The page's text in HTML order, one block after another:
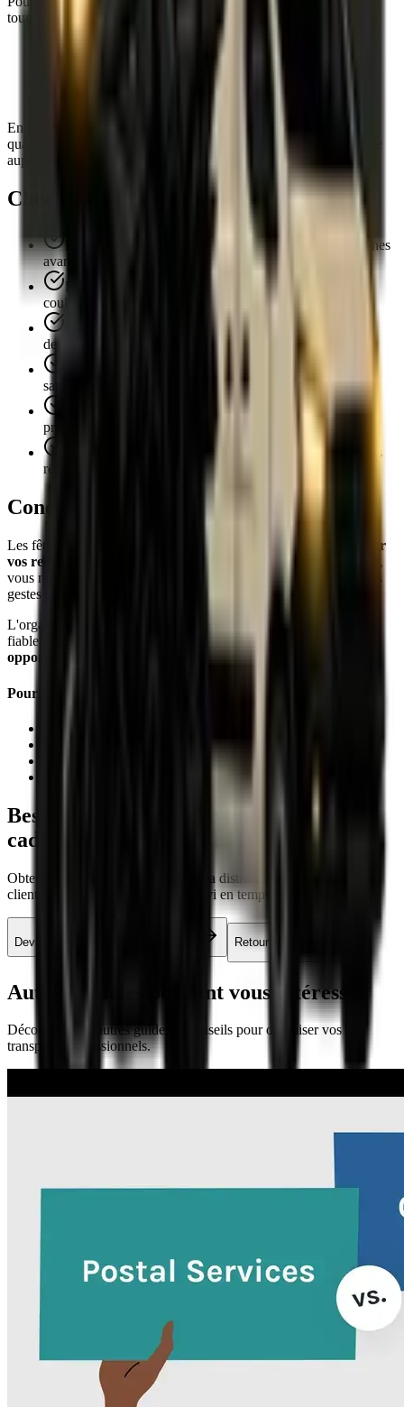
tournez-vous vers un
capable d'assurer :
Un
suivi précis
et une gestion adaptée à vos besoins
manipuler des objets fragiles
pour organiser des livraisons sur mesure
professionnelles
En choisissant un partenaire logistique fiable, vous renforcerez la
qualité perçue de votre marque et laisserez une impression durable
auprès de vos destinataires.
Checklist : Prêt pour les fêtes ?
Planification
: Commandes passées au moins 3 semaines
avant
Emballage
: Matériaux solides et personnalisés aux
couleurs de votre marque
: Vérifiées et mises à jour pour chaque
destinataire
saturation
: Partenaire fiable spécialisé en livraison
premium
: Outils de tracking activés pour un suivi en temps
réel
Conclusion
Les fêtes de fin d'année sont une opportunité unique de
consolider
vos relations professionnelles
. En évitant ces 5 erreurs courantes,
vous maximisez l'impact de vos cadeaux clients et transformez ces
gestes en un levier puissant de reconnaissance et de succès.
L'organisation, l'anticipation et le choix d'un partenaire logistique
fiable sont les clés d'une opération réussie.Saisissez cette
opportunité avec brio
Pour aller plus loin
Service de transport express pour vos cadeaux
Comment commander un transport ?
Besoin d'un partenaire fiable pour vos
cadeaux fin d'année
Obtenez un devis sur-mesure pour la distribution de vos cadeaux
clients avec livraison soignée et suivi en temps réel.
Devis livraison cadeaux fin d'année Retour aux conseils
Autres articles pouvant vous intéresser
Découvrez nos autres guides et conseils pour optimiser vos
transports professionnels.